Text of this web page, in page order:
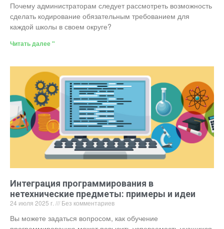
Почему администраторам следует рассмотреть возможность
сделать кодирование обязательным требованием для
каждой школы в своем округе?
Читать далее "
Интеграция программирования в
нетехнические предметы: примеры и идеи
24 июля 2025 г. Без комментариев
Вы можете задаться вопросом, как обучение